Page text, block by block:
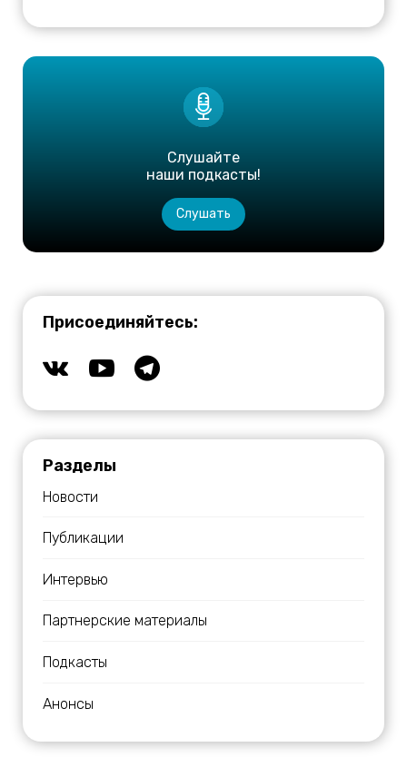
Слушайте
наши подкасты!
Слушать
Присоединяйтесь:
Разделы
Новости
Публикации
Интервью
Партнерские материалы
Подкасты
Анонсы